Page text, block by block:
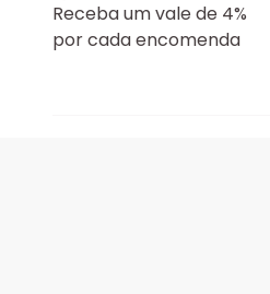
Receba um vale de 4%
por cada encomenda